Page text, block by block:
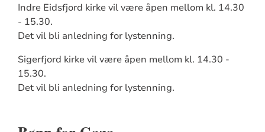
Indre Eidsfjord kirke vil være åpen mellom kl. 14.30
- 15.30.
Det vil bli anledning for lystenning.
Sigerfjord kirke vil være åpen mellom kl. 14.30 -
15.30.
Det vil bli anledning for lystenning.